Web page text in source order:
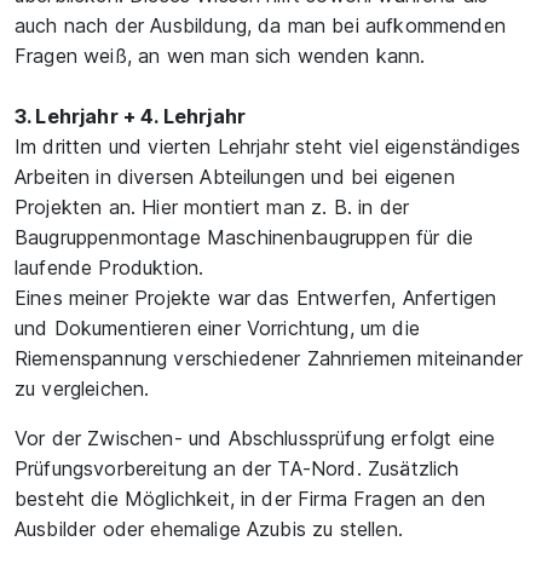
auch nach der Ausbildung, da man bei aufkommenden
Fragen weiß, an wen man sich wenden kann.
3. Lehrjahr + 4. Lehrjahr
Im dritten und vierten Lehrjahr steht viel eigenständiges
Arbeiten in diversen Abteilungen und bei eigenen
Projekten an. Hier montiert man z. B. in der
Baugruppenmontage Maschinenbaugruppen für die
laufende Produktion.
Eines meiner Projekte war das Entwerfen, Anfertigen
und Dokumentieren einer Vorrichtung, um die
Riemenspannung verschiedener Zahnriemen miteinander
zu vergleichen.
Vor der Zwischen- und Abschlussprüfung erfolgt eine
Prüfungsvorbereitung an der TA-Nord. Zusätzlich
besteht die Möglichkeit, in der Firma Fragen an den
Ausbilder oder ehemalige Azubis zu stellen.